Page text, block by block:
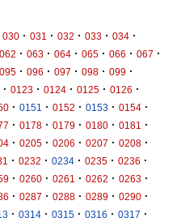
030 · 031 · 032 · 033 · 034 ·
062 · 063 · 064 · 065 · 066 · 067 ·
095 · 096 · 097 · 098 · 099 ·
· 0123 · 0124 · 0125 · 0126 ·
· 0151 · 0152 · 0153 · 0154 ·
· 0178 · 0179 · 0180 · 0181 ·
· 0205 · 0206 · 0207 · 0208 ·
· 0232 · 0234 · 0235 · 0236 ·
· 0260 · 0261 · 0262 · 0263 ·
· 0287 · 0288 · 0289 · 0290 ·
· 0314 · 0315 · 0316 · 0317 ·